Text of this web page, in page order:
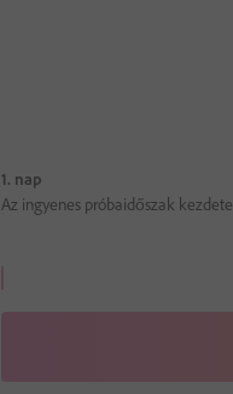
1. nap
Az ingyenes próbaidőszak kezdete